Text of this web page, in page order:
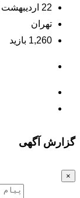
22 اردیبهشت 1403 10:24 ق.ظ
تهران
1,260 بازید
گزارش آگهی
×